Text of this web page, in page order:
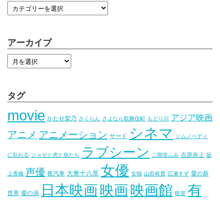
アーカイブ
タグ
movie かたせ梨乃 さくらん さよなら歌舞伎町 もどり川 アジア映画
アニメ アニメーション サード シネマ ジムノペディ
に乱れる ジョゼと虎と魚たち ラブシーン 二階堂ふみ 吉原炎上 坂
上香織 声優 夜汽車 大奥十八景 女優 女猫 山田裕貴 広瀬すず 愛の新
世界 愛の渦 日本映画映画映画館 暗室 有